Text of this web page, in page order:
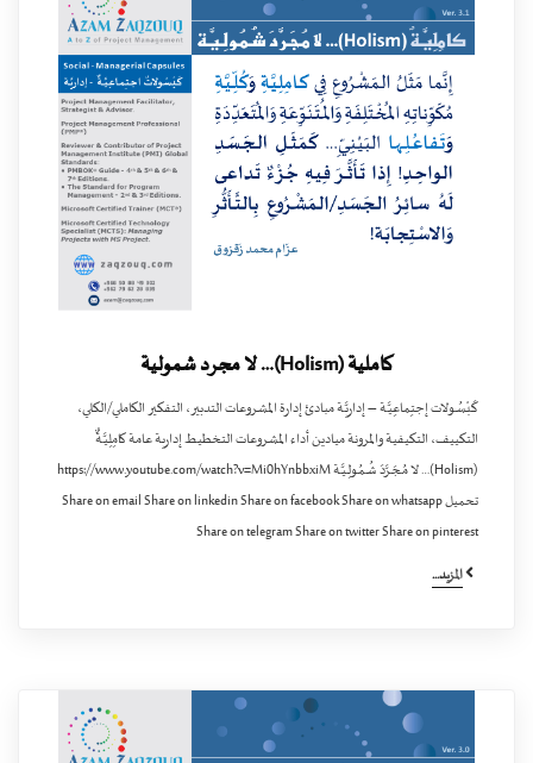
كاملية (Holism)… لا مجرد شمولية
كَبْسُـولات إجتِماعِيَّـة – إداريَّـة مبادئ إدارة المشروعات التدبير، التفكير الكاملي/الكلي،
التكييف، التكيفية والمرونة ميادين أداء المشروعات التخطيط إدارية عامة كامِلِيَّـةٌ
(Holism)… لا مُـجَـرَّدَ شُـمُـولِـيَّـة https://www.youtube.com/watch?v=Mi0hYnbbxiM
تحميل Share on email Share on linkedin Share on facebook Share on whatsapp
Share on telegram Share on twitter Share on pinterest
المزيد...